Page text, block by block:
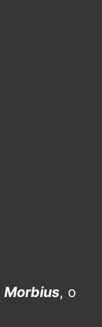
Morbius, o